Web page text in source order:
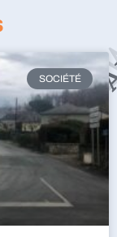
SOCIÉTÉ